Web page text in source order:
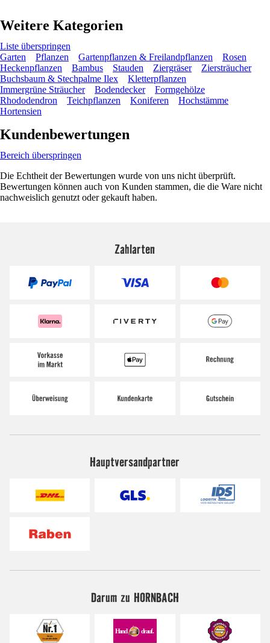
Weitere Kategorien
Liste überspringen
Garten
Pflanzen Gartenpflanzen & Freilandpflanzen
Rosen
Heckenpflanzen
Bambus Stauden Ziergräser
Ziersträucher
Buchsbaum & Stechpalme Ilex
Kletterpflanzen
Immergrüne Sträucher
Bodendecker
Formgehölze
Rhododendron
Teichpflanzen Koniferen
Hochstämme
Hortensien
Kundenbewertungen
Bereich überspringen
Die Echtheit der Bewertungen wurde von uns nicht überprüft.
Bewertungen können auch von Kunden stammen, die die Ware nicht
nachweislich genutzt oder gekauft haben.
Zahlarten
Hauptversandpartner
Darum zu HORNBACH